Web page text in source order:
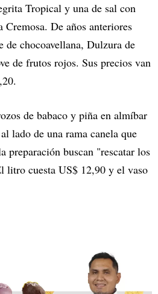
Tropical y una de sal con
Cremosa. De años anteriores
de chocoavellana, Dulzura de
de frutos rojos. Sus precios van
de babaco y piña en almíbar
lado de una rama canela que
preparación buscan "rescatar los
litro cuesta US$ 12,90 y el vaso